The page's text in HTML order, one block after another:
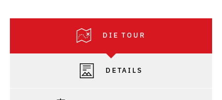
DIE TOUR
DETAILS